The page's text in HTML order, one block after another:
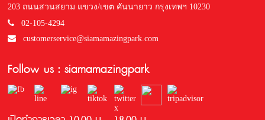
203 ถนนสวนสยาม แขวง/เขต คันนายาว กรุงเทพฯ 10230
02-105-4294
customerservice@siamamazingpark.com
Follow us : siamamazingpark